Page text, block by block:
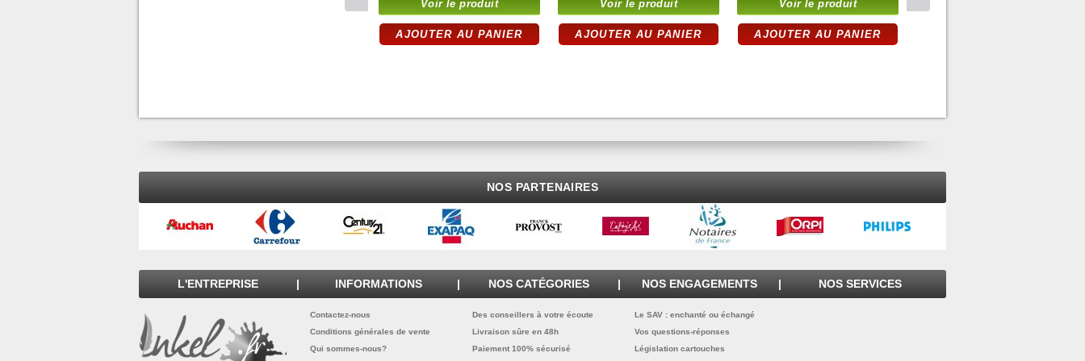
TYPE DL - FORMAT
TYPE C5 - FORMAT
TYPE C5 - FORMAT
162X229 BLANC
TYPE B5 - FORMAT
176X250 BLANC
Voir le produit
AJOUTER AU PANIER
Voir le produit
AJOUTER AU PANIER
Voir le produit
AJOUTER AU PANIER
NOS PARTENAIRES
L'ENTREPRISE | INFORMATIONS | NOS CATÉGORIES | NOS ENGAGEMENTS | NOS SERVICES
Contactez-nous
Conditions générales de vente
Qui sommes-nous?
Des conseillers à votre écoute
Livraison sûre en 48h
Paiement 100% sécurisé
Le SAV : enchanté ou échangé
Vos questions-réponses
Législation cartouches